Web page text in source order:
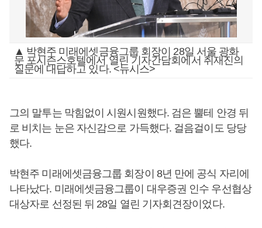
▲ 박현주 미래에셋금융그룹 회장이 28일 서울 광화
문 포시즌스호텔에서 열린 기자간담회에서 취재진의
질문에 대답하고 있다. <뉴시스>
그의 말투는 막힘없이 시원시원했다. 검은 뿔테 안경 뒤
로 비치는 눈은 자신감으로 가득했다. 걸음걸이도 당당
했다.
박현주 미래에셋금융그룹 회장이 8년 만에 공식 자리에
나타났다. 미래에셋금융그룹이 대우증권 인수 우선협상
대상자로 선정된 뒤 28일 열린 기자회견장이었다.